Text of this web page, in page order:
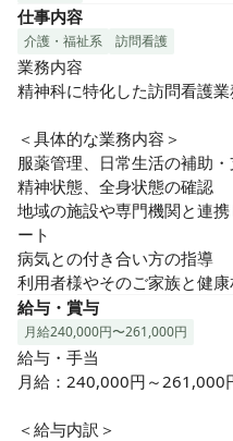
仕事内容
介護・福祉系 訪問看護
業務内容
精神科に特化した訪問看護業
＜具体的な業務内容＞
服薬管理、日常生活の補助
精神状態、全身状態の確認
地域の施設や専門機関と連
ート
病気との付き合い方の指導
利用者様やそのご家族と健
給与・賞与
月給240,000円〜261,000円
給与・手当
月給：240,000円～261,000
＜給与内訳＞